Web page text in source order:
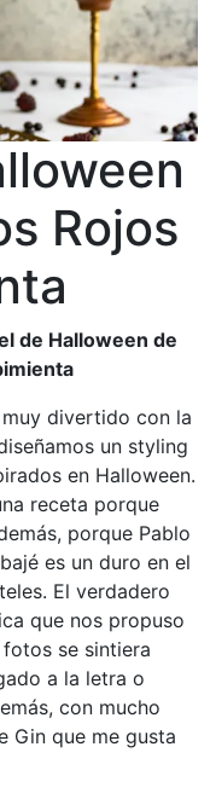
Rojos
de Halloween de
divertido con la
un styling
en Halloween.
receta porque
porque Pablo
es un duro en el
El verdadero
que nos propuso
se sintiera
a la letra o
con mucho
Gin que me gusta